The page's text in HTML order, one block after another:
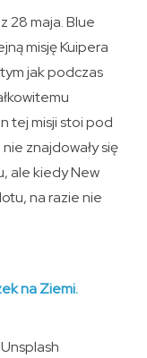
28 maja. Blue
misję Kuipera
jak podczas
tej misji stoi pod
znajdowały się
ale kiedy New
na razie nie
na Ziemi.